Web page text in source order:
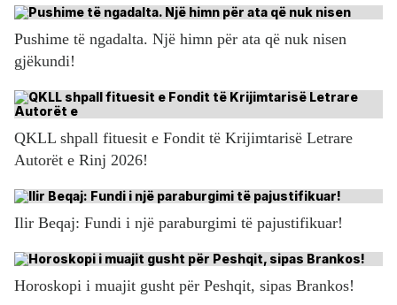
Pushime të ngadalta. Një himn për ata që nuk nisen
gjëkundi!
QKLL shpall fituesit e Fondit të Krijimtarisë Letrare
Autorët e Rinj 2026!
Ilir Beqaj: Fundi i një paraburgimi të pajustifikuar!
Horoskopi i muajit gusht për Peshqit, sipas Brankos!